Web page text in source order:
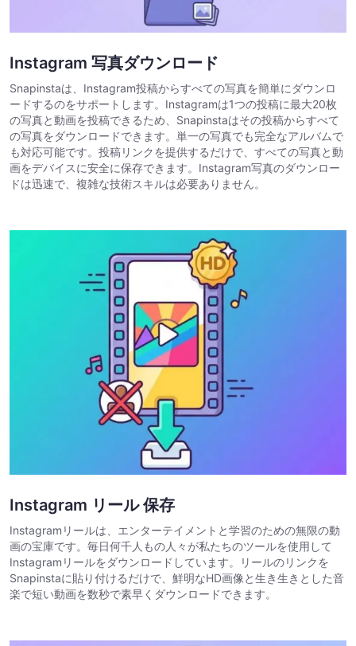
Instagram 写真ダウンロード
Snapinstaは、Instagram投稿からすべての写真を簡単にダウンロ
ードするのをサポートします。Instagramは1つの投稿に最大20枚
の写真と動画を投稿できるため、Snapinstaはその投稿からすべて
の写真をダウンロードできます。単一の写真でも完全なアルバムで
も対応可能です。投稿リンクを提供するだけで、すべての写真と動
画をデバイスに安全に保存できます。Instagram写真のダウンロー
ドは迅速で、複雑な技術スキルは必要ありません。
Instagram リール 保存
Instagramリールは、エンターテイメントと学習のための無限の動
画の宝庫です。毎日何千人もの人々が私たちのツールを使用して
Instagramリールをダウンロードしています。リールのリンクを
Snapinstaに貼り付けるだけで、鮮明なHD画像と生き生きとした音
楽で短い動画を数秒で素早くダウンロードできます。